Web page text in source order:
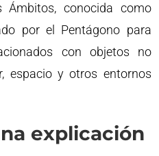
Ámbitos, conocida como
por el Pentágono para
con objetos no
espacio y otros entornos
explicación